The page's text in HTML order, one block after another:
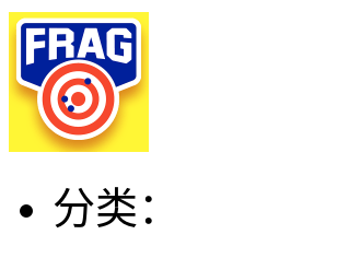
分类：